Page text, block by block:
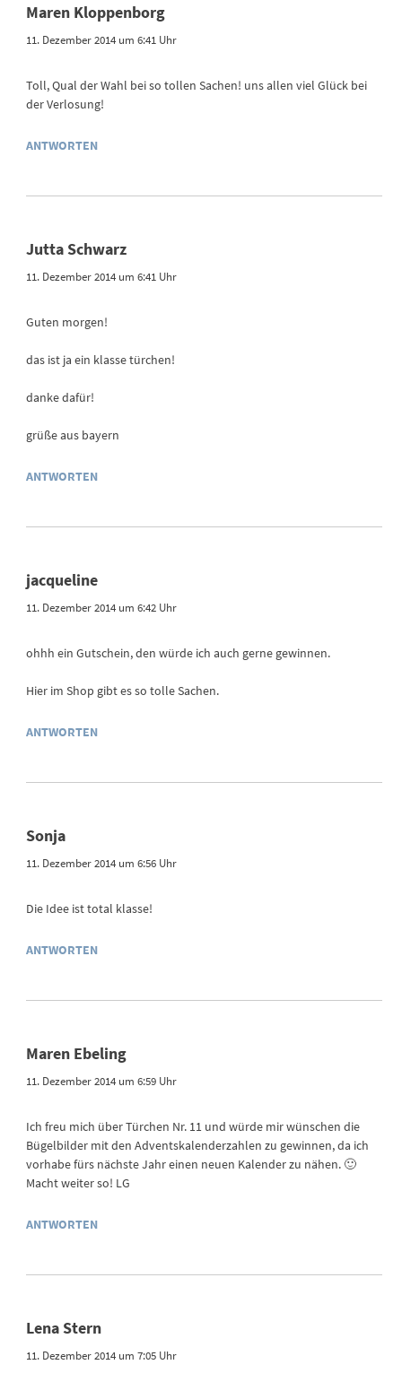
Maren Kloppenborg
11. Dezember 2014 um 6:41 Uhr
Toll, Qual der Wahl bei so tollen Sachen! uns allen viel Glück bei
der Verlosung!
ANTWORTEN
Jutta Schwarz
11. Dezember 2014 um 6:41 Uhr
Guten morgen!
das ist ja ein klasse türchen!
danke dafür!
grüße aus bayern
ANTWORTEN
jacqueline
11. Dezember 2014 um 6:42 Uhr
ohhh ein Gutschein, den würde ich auch gerne gewinnen.
Hier im Shop gibt es so tolle Sachen.
ANTWORTEN
Sonja
11. Dezember 2014 um 6:56 Uhr
Die Idee ist total klasse!
ANTWORTEN
Maren Ebeling
11. Dezember 2014 um 6:59 Uhr
Ich freu mich über Türchen Nr. 11 und würde mir wünschen die
Bügelbilder mit den Adventskalenderzahlen zu gewinnen, da ich
vorhabe fürs nächste Jahr einen neuen Kalender zu nähen. 🙂
Macht weiter so! LG
ANTWORTEN
Lena Stern
11. Dezember 2014 um 7:05 Uhr